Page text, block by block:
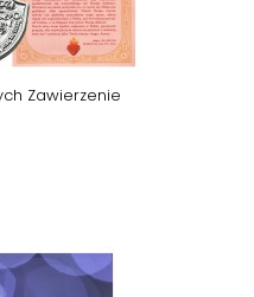
Zawierzenie